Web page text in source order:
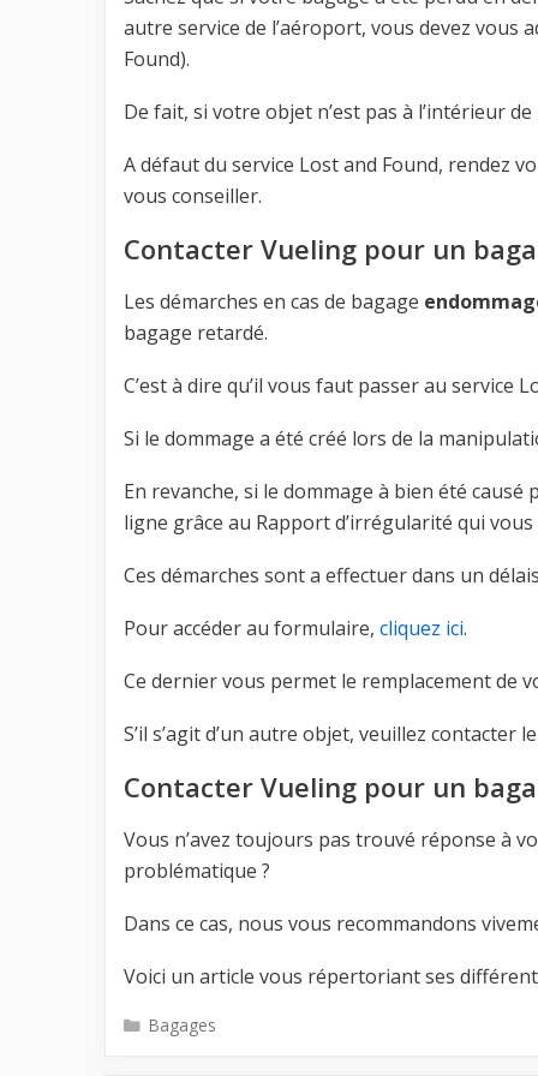
autre service de l’aéroport, vous devez vous
Found).
De fait, si votre objet n’est pas à l’intérieur
A défaut du service Lost and Found, rendez
vous conseiller.
Contacter Vueling pour un
Les démarches en cas de bagage
bagage retardé.
C’est à dire qu’il vous faut passer au service
Si le dommage a été créé lors de la
En revanche, si le dommage à bien été
ligne grâce au Rapport d’irrégularité qui
Ces démarches sont a effectuer dans un
Pour accéder au formulaire, cliquez ici.
Ce dernier vous permet le remplacement de
S’il s’agit d’un autre objet, veuillez contacter
Contacter Vueling pour un
Vous n’avez toujours pas trouvé réponse à
problématique ?
Dans ce cas, nous vous recommandons
Voici un article vous répertoriant ses
Catégories
Bagages